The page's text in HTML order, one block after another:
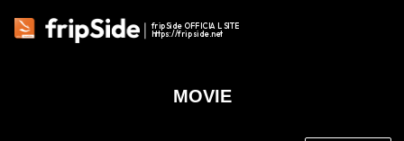
fripSide OFFICIAL SITE
https://fripside.net
MOVIE